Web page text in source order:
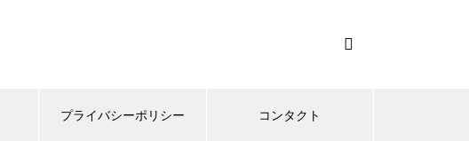
プライバシーポリシー コンタクト